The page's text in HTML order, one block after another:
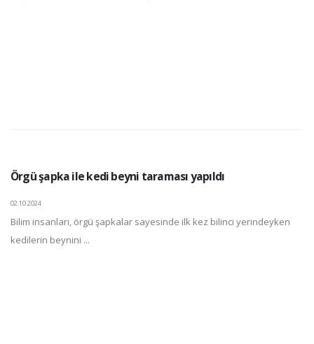
Örgü şapka ile kedi beyni taraması yapıldı
02.10.2024
Bilim insanları, örgü şapkalar sayesinde ilk kez bilinci yerindeyken
kedilerin beynini ...